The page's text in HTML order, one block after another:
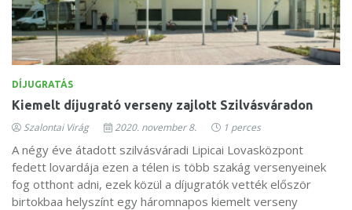
DÍJUGRATÁS
Kiemelt díjugrató verseny zajlott Szilvásváradon
Szalontai Virág 2020. november 8. 1 perces
A négy éve átadott szilvásváradi Lipicai Lovasközpont
fedett lovardája ezen a télen is több szakág versenyeinek
fog otthont adni, ezek közül a díjugratók vették először
birtokbaa helyszínt egy háromnapos kiemelt verseny